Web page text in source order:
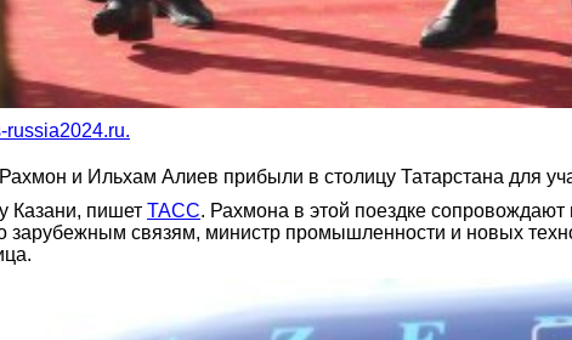
russia2024.ru.
и Ильхам Алиев прибыли в столицу Татарстана для
Казани, пишет ТАСС. Рахмона в этой поездке
связям, министр промышленности и новых